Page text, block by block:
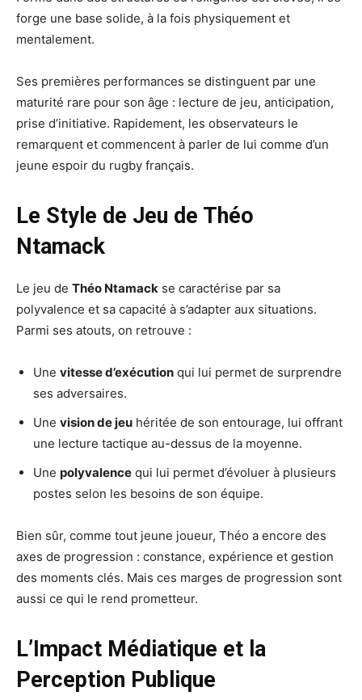
forge une base solide, à la fois physiquement et
mentalement.
Ses premières performances se distinguent par une
maturité rare pour son âge : lecture de jeu, anticipation,
prise d’initiative. Rapidement, les observateurs le
remarquent et commencent à parler de lui comme d’un
jeune espoir du rugby français.
Le Style de Jeu de Théo
Ntamack
Le jeu de Théo Ntamack se caractérise par sa
polyvalence et sa capacité à s’adapter aux situations.
Parmi ses atouts, on retrouve :
Une vitesse d’exécution qui lui permet de surprendre
ses adversaires.
Une vision de jeu héritée de son entourage, lui offrant
une lecture tactique au-dessus de la moyenne.
Une polyvalence qui lui permet d’évoluer à plusieurs
postes selon les besoins de son équipe.
Bien sûr, comme tout jeune joueur, Théo a encore des
axes de progression : constance, expérience et gestion
des moments clés. Mais ces marges de progression sont
aussi ce qui le rend prometteur.
L’Impact Médiatique et la
Perception Publique